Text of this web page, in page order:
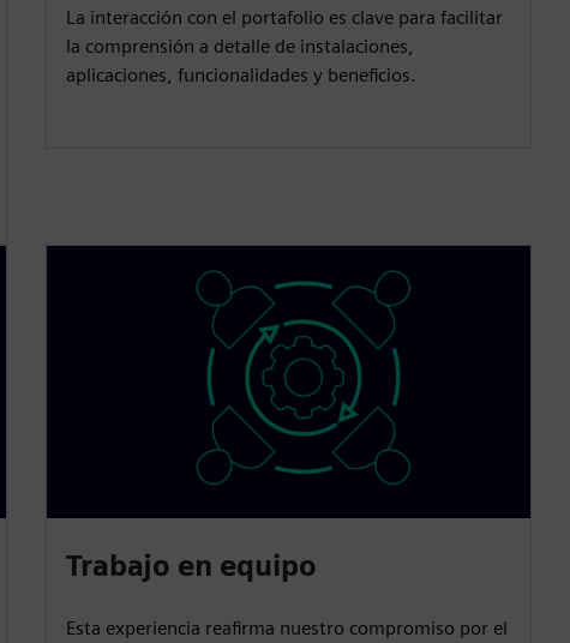
La interacción con el portafolio es clave para facilitar
la comprensión a detalle de instalaciones,
aplicaciones, funcionalidades y beneficios.
Trabajo en equipo
Esta experiencia reafirma nuestro compromiso por el